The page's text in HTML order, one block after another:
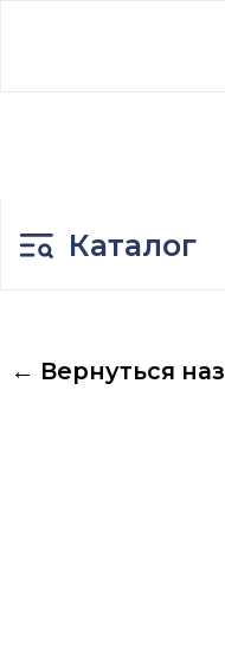
← Вернуться назад